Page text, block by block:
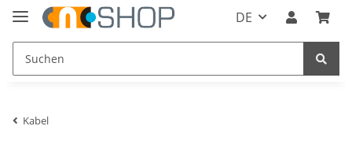
DE
Kabel